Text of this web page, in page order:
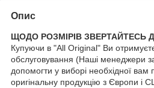
Опис
ЩОДО РОЗМІРІВ ЗВЕРТАЙТЕСЬ
Купуючи в "All Original" Ви
обслуговування (Наші менеджери
допомогти у виборі необхідної вам
оригінальну продукцію з Європи і